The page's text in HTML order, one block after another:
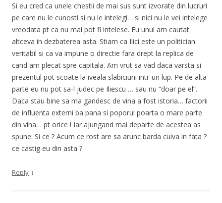
Si eu cred ca unele chestii de mai sus sunt izvorate din lucruri
pe care nu le cunosti si nu le intelegi… si nici nu le vei intelege
vreodata pt ca nu mai pot fi intelese. Eu unul am cautat
altceva in dezbaterea asta. Stiam ca Ilici este un politician
veritabil si ca va impune o directie fara drept la replica de
cand am plecat spre capitala. Am vrut sa vad daca varsta si
prezentul pot scoate la iveala slabiciuni intr-un lup. Pe de alta
parte eu nu pot sa-l judec pe Iliescu … sau nu “doar pe el”.
Daca stau bine sa ma gandesc de vina a fost istoria… factorii
de influenta externi ba pana si poporul poarta o mare parte
din vina… pt orice ! Iar ajungand mai departe de acestea as
spune: Si ce ? Acum ce rost are sa arunc barda cuiva in fata ?
ce castig eu din asta ?
Reply ↓